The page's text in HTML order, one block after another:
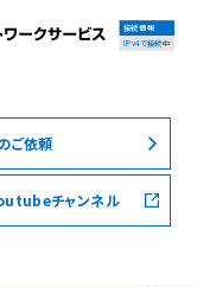
住宅オーナーの方
接続情報
IPv4で接続中
ご依頼
チャンネル